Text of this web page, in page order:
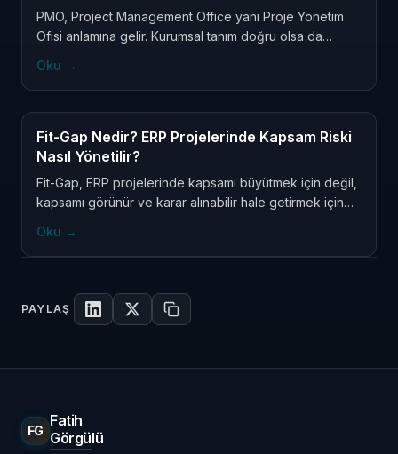
PMO, Project Management Office yani Proje Yönetim
Ofisi anlamına gelir. Kurumsal tanım doğru olsa da
değil; karar bekleyen konuları görünür kılmak, riskleri
sahiplendirmek ve proje yönetimini kişisel gayretten
kurumsal düzene taşımaktır.
Oku →
Fit-Gap Nedir? ERP Projelerinde Kapsam Riski
Nasıl Yönetilir?
Fit-Gap, ERP projelerinde kapsamı büyütmek için değil,
kapsamı görünür ve karar alınabilir hale getirmek için
her alışkanlık zorunlu ihtiyaca ve her beklenti proje
kapsamına dönüşebilir.
Oku →
PAYLAŞ LinkedIn'de paylaş
X'te paylaşLinki kopyala
FG
Fatih
Görgülü